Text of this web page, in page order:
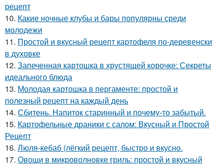
рецепт
10. Какие ночные клубы и бары популярны среди
молодежи
11. Простой и вкусный рецепт картофеля по-деревенски
в духовке
12. Запеченная картошка в хрустящей корочке: Секреты
идеального блюда
13. Молодая картошка в пергаменте: простой и
полезный рецепт на каждый день
14. Сбитень. Напиток старинный и почему-то забытый.
15. Картофельные драники с салом: Вкусный и Простой
Рецепт
16. Люля-кебаб (лёгкий рецепт, быстро и вкусно.
17. Овощи в микроволновке гриль: простой и вкусный